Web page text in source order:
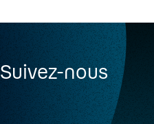
Suivez-nous